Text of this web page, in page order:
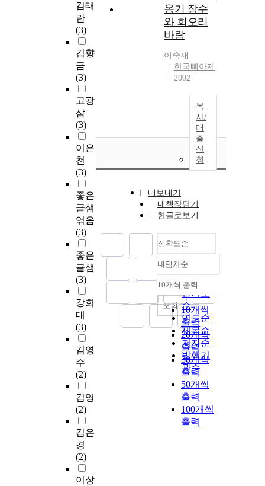
김태
란
(3)
김향
금
(3)
고광
삼
(3)
이은
천
(3)
좋은
글샘
엮음
(3)
좋은
글샘
(3)
강희
대
(3)
김영
수
(2)
김영
(2)
김은
경
(2)
이상
옹기 장수
와 회오리
바람
이숙재
한국삐아제
2002
복
사/
대
출
신
청
내보내기
내책장담기
한글로보기
정확도순
정확도
순
인기도
순
연도순
제목순
저자순
발행기
관순
내림차순
내림차순
10개씩 출력
10개씩
출력
20개씩
출력
30개씩
출력
50개씩
출력
100개씩
출력
조회